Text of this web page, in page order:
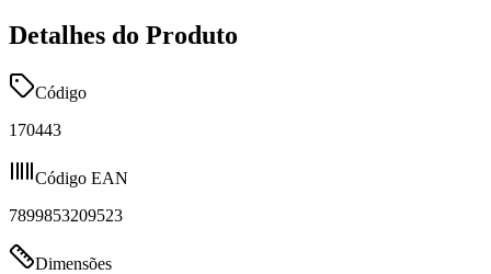
Detalhes do Produto
Código
170443
Código EAN
7899853209523
Dimensões